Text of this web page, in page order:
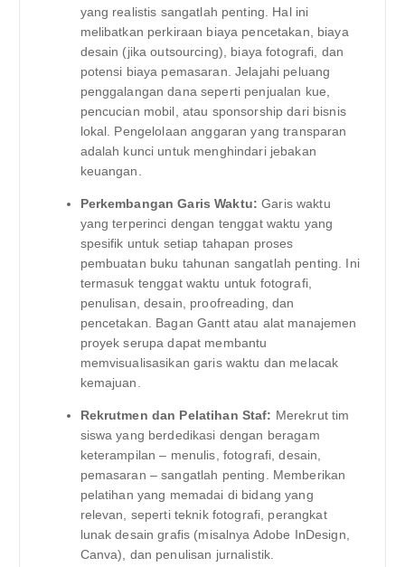
yang realistis sangatlah penting. Hal ini
melibatkan perkiraan biaya pencetakan, biaya
desain (jika outsourcing), biaya fotografi, dan
potensi biaya pemasaran. Jelajahi peluang
penggalangan dana seperti penjualan kue,
pencucian mobil, atau sponsorship dari bisnis
lokal. Pengelolaan anggaran yang transparan
adalah kunci untuk menghindari jebakan
keuangan.
Perkembangan Garis Waktu: Garis waktu
yang terperinci dengan tenggat waktu yang
spesifik untuk setiap tahapan proses
pembuatan buku tahunan sangatlah penting. Ini
termasuk tenggat waktu untuk fotografi,
penulisan, desain, proofreading, dan
pencetakan. Bagan Gantt atau alat manajemen
proyek serupa dapat membantu
memvisualisasikan garis waktu dan melacak
kemajuan.
Rekrutmen dan Pelatihan Staf: Merekrut tim
siswa yang berdedikasi dengan beragam
keterampilan – menulis, fotografi, desain,
pemasaran – sangatlah penting. Memberikan
pelatihan yang memadai di bidang yang
relevan, seperti teknik fotografi, perangkat
lunak desain grafis (misalnya Adobe InDesign,
Canva), dan penulisan jurnalistik.